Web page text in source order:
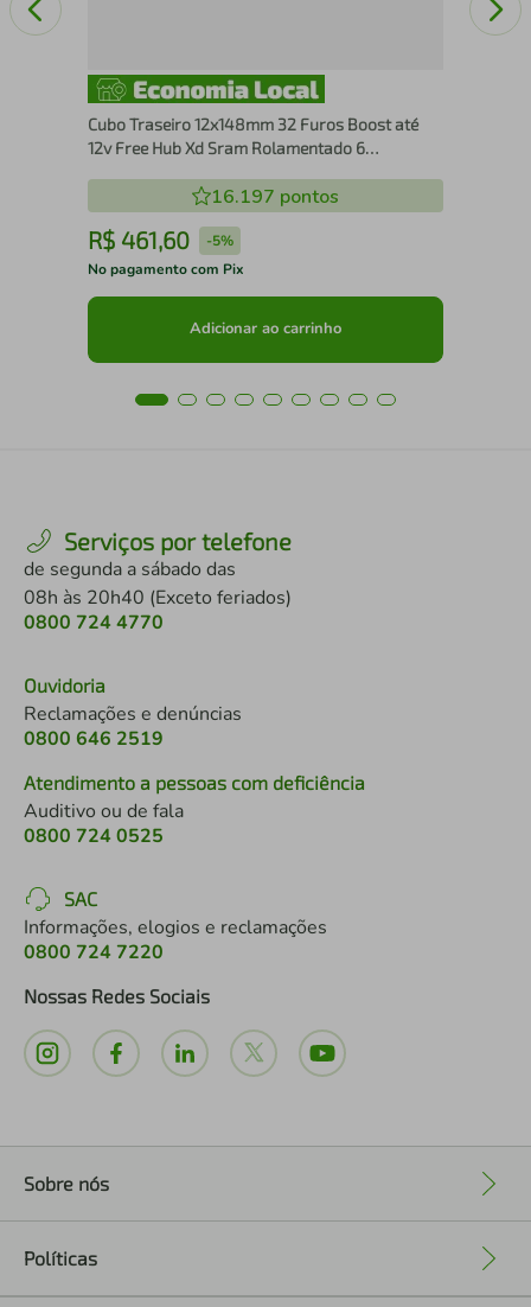
Cubo Traseiro 12x148mm 32 Furos Boost até
12v Free Hub Xd Sram Rolamentado 6
16.197 pontos
R$ 461,60 -5%
No pagamento com Pix
Adicionar ao carrinho
Serviços por telefone
de segunda a sábado das
08h às 20h40 (Exceto feriados)
0800 724 4770
Ouvidoria
Reclamações e denúncias
0800 646 2519
Atendimento a pessoas com deficiência
Auditivo ou de fala
0800 724 0525
SAC
Informações, elogios e reclamações
0800 724 7220
Nossas Redes Sociais
Sobre nós
Políticas